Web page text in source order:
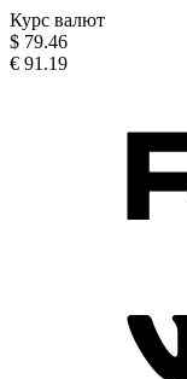
Курс валют
$ 79.46
€ 91.19